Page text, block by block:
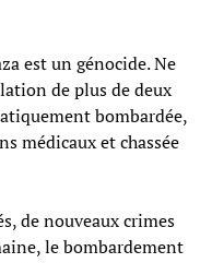
est un génocide. Ne
de plus de deux
bombardée,
médicaux et chassée
de nouveaux crimes
le bombardement